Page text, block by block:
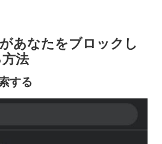
あなたをブロックし
法
する